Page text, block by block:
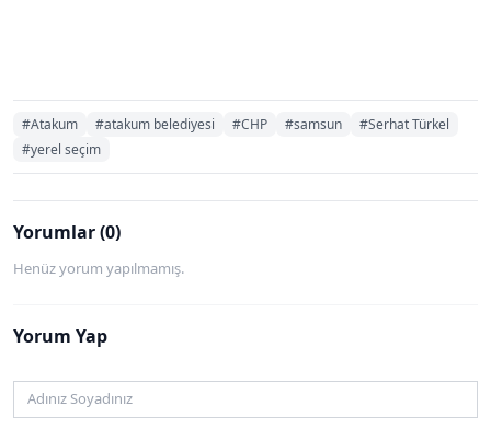
#Atakum #atakum belediyesi #CHP #samsun
#Serhat Türkel
#yerel seçim
Yorumlar (0)
Henüz yorum yapılmamış.
Yorum Yap